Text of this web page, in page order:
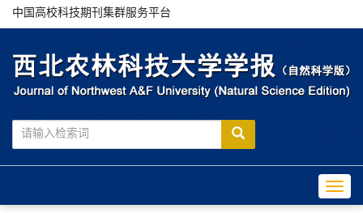
中国高校科技期刊集群服务平台